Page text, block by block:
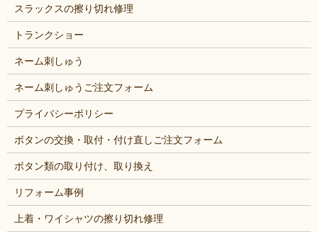
スラックスの擦り切れ修理
トランクショー
ネーム刺しゅう
ネーム刺しゅうご注文フォーム
プライバシーポリシー
ボタンの交換・取付・付け直しご注文フォーム
ボタン類の取り付け、取り換え
リフォーム事例
上着・ワイシャツの擦り切れ修理